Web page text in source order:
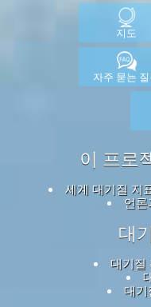
지도
자주 묻는
이 프로
세계 대기질 지
언
대
대기질
대기